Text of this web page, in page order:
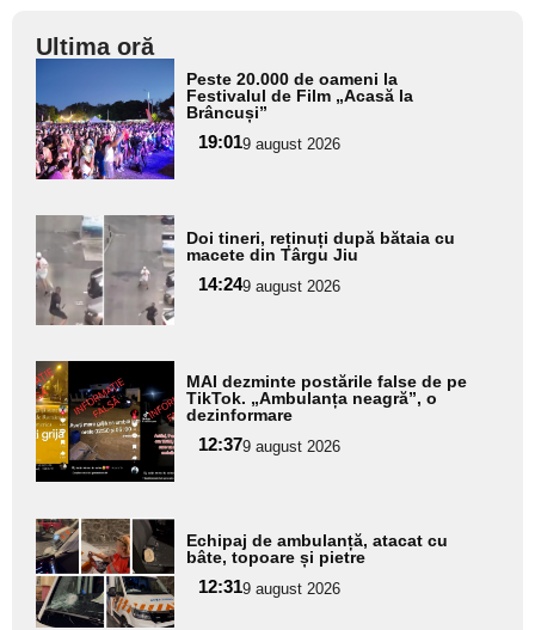
Ultima oră
aici textul
pentru
subtitlu
Peste 20.000 de oameni la
Festivalul de Film „Acasă la
Brâncuși”
19:019 august 2026
Adaugă
aici textul
pentru
subtitlu
Doi tineri, reținuți după bătaia cu
macete din Târgu Jiu
14:249 august 2026
Adaugă
aici textul
pentru
subtitlu
MAI dezminte postările false de pe
TikTok. „Ambulanța neagră”, o
dezinformare
12:379 august 2026
Adaugă
aici textul
pentru
subtitlu
Echipaj de ambulanță, atacat cu
bâte, topoare și pietre
12:319 august 2026